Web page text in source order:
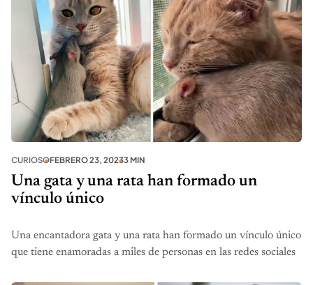
CURIOSOFEBRERO 23, 20233 MIN
Una gata y una rata han formado un
vínculo único
Una encantadora gata y una rata han formado un vínculo único
que tiene enamoradas a miles de personas en las redes sociales